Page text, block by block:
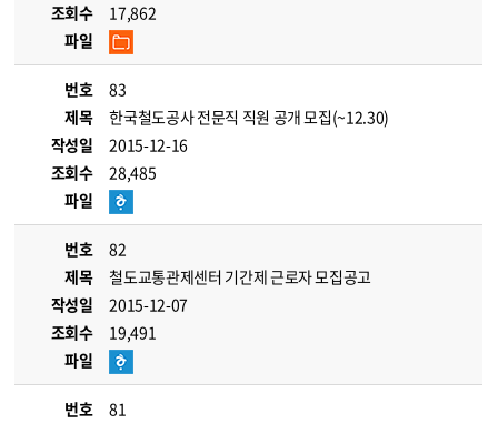
조회수
17,862
파일
번호
83
제목
한국철도공사 전문직 직원 공개 모집(~12.30)
작성일
2015-12-16
조회수
28,485
파일
번호
82
제목
철도교통관제센터 기간제 근로자 모집공고
작성일
2015-12-07
조회수
19,491
파일
번호
81